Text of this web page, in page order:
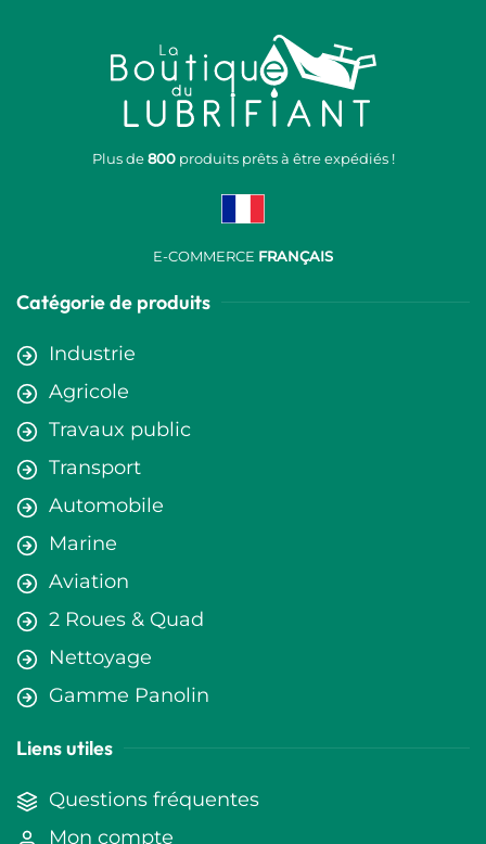
Plus de800produits prêts à être expédiés !
E-COMMERCE FRANÇAIS
Catégorie de produits
Industrie
Agricole
Travaux public
Transport
Automobile
Marine
Aviation
2 Roues & Quad
Nettoyage
Gamme Panolin
Liens utiles
Questions fréquentes
Mon compte